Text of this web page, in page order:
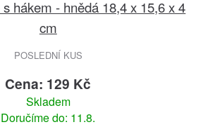
hákem - hnědá 18,4 x 15,6 x 4
cm
POSLEDNÍ KUS
Cena: 129 Kč
Skladem
Doručíme do: 11.8.